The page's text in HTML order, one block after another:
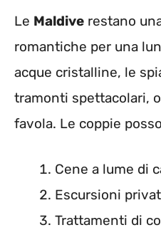
Le Maldive restano
romantiche per una
acque cristalline, le
tramonti spettacolari,
favola. Le coppie
Cene a lume di
Escursioni
Trattamenti di